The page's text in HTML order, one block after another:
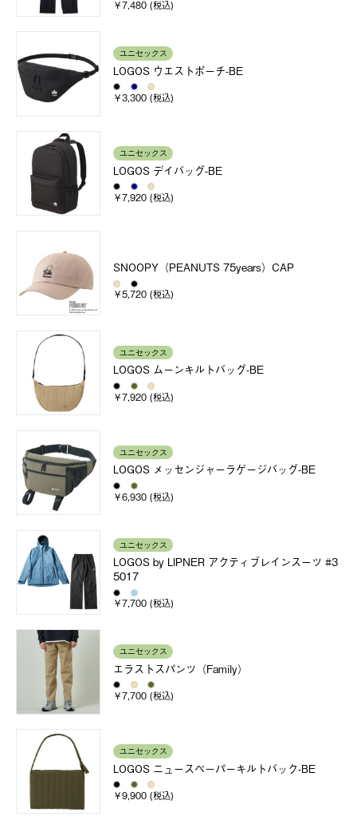
￥7,480 (税込)
ユニセックス
LOGOS ウエストポーチ-BE
￥3,300 (税込)
ユニセックス
LOGOS デイバッグ-BE
￥7,920 (税込)
SNOOPY（PEANUTS 75years）CAP
￥5,720 (税込)
ユニセックス
LOGOS ムーンキルトバッグ-BE
￥7,920 (税込)
ユニセックス
LOGOS メッセンジャーラゲージバッグ-BE
￥6,930 (税込)
ユニセックス
LOGOS by LIPNER アクティブレインスーツ #3
5017
￥7,700 (税込)
ユニセックス
エラストスパンツ（Family）
￥7,700 (税込)
ユニセックス
LOGOS ニュースペーパーキルトバック-BE
￥9,900 (税込)